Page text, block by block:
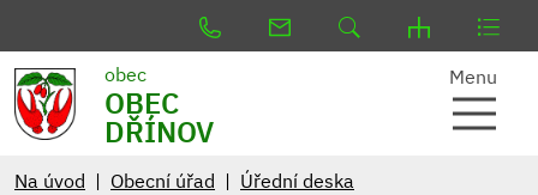
obec
OBEC
DŘÍNOV
Menu
Na úvod Obecní úřad Úřední deska